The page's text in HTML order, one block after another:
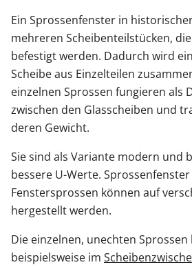
Ein Sprossenfenster in
mehreren Scheibenteilstücken,
befestigt werden. Dadurch wird
Scheibe aus Einzelteilen
einzelnen Sprossen fungieren als
zwischen den Glasscheiben und
deren Gewicht.
Sie sind als Variante modern und
bessere U-Werte.
Fenstersprossen können auf
hergestellt werden.
Die einzelnen, unechten Sprossen
beispielsweise im